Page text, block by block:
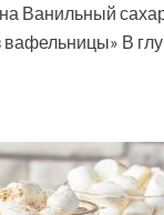
Ванильный
В